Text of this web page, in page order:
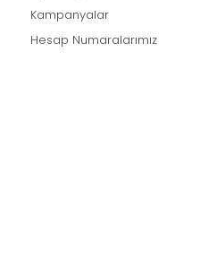
Kampanyalar
Hesap Numaralarımız